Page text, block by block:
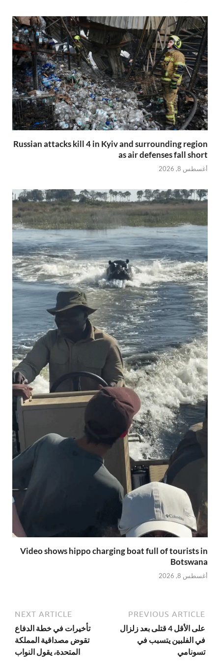
Russian attacks kill 4 in Kyiv and surrounding region
as air defenses fall short
أغسطس 8, 2026
Video shows hippo charging boat full of tourists in
Botswana
أغسطس 8, 2026
PREVIOUS ARTICLE
على الأقل 4 قتلى بعد زلزال
في الفلبين يتسبب في
تسونامي
NEXT ARTICLE
تأخيرات في خطة الدفاع
تقوض مصداقية المملكة
المتحدة، يقول النواب